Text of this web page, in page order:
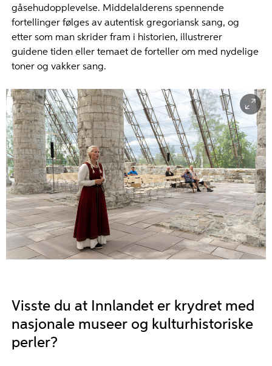
gåsehudopplevelse. Middelalderens spennende
fortellinger følges av autentisk gregoriansk sang, og
etter som man skrider fram i historien, illustrerer
guidene tiden eller temaet de forteller om med nydelige
toner og vakker sang.
Visste du at Innlandet er krydret med
nasjonale museer og kulturhistoriske
perler?